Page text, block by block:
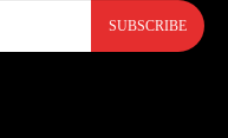
SUBSCRIBE